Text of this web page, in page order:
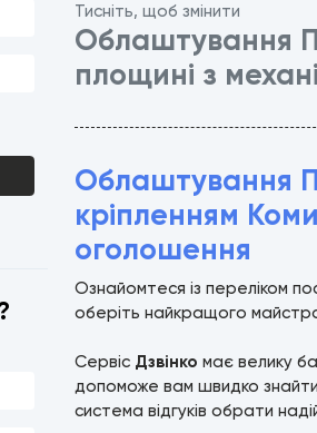
Тисніть, щоб змінити
Облаштування
площині з
Облаштування
кріпленням
оголошення
Ознайомтеся із переліком
оберіть найкращого
Сервіс Дзвінко має велику
допоможе вам швидко
система відгуків обрати